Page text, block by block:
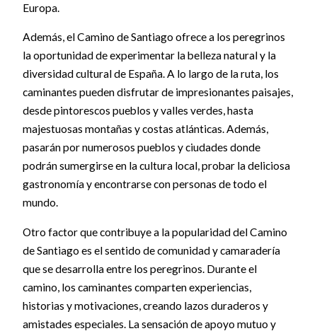
Europa.
Además, el Camino de Santiago ofrece a los peregrinos
la oportunidad de experimentar la belleza natural y la
diversidad cultural de España. A lo largo de la ruta, los
caminantes pueden disfrutar de impresionantes paisajes,
desde pintorescos pueblos y valles verdes, hasta
majestuosas montañas y costas atlánticas. Además,
pasarán por numerosos pueblos y ciudades donde
podrán sumergirse en la cultura local, probar la deliciosa
gastronomía y encontrarse con personas de todo el
mundo.
Otro factor que contribuye a la popularidad del Camino
de Santiago es el sentido de comunidad y camaradería
que se desarrolla entre los peregrinos. Durante el
camino, los caminantes comparten experiencias,
historias y motivaciones, creando lazos duraderos y
amistades especiales. La sensación de apoyo mutuo y